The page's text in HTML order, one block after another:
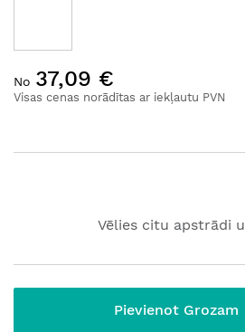
uz
galerijas
Visas cenas norādītas ar iekļautu PVN
No 37,09 €
Vēlies citu apstrādi
Pievienot Grozam